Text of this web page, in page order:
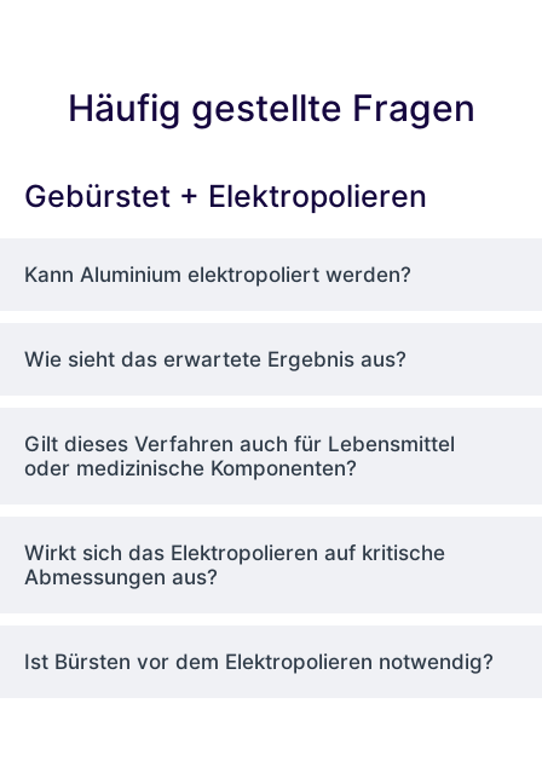
Häufig gestellte Fragen
Gebürstet + Elektropolieren
Kann Aluminium elektropoliert werden?
Wie sieht das erwartete Ergebnis aus?
Gilt dieses Verfahren auch für Lebensmittel
oder medizinische Komponenten?
Wirkt sich das Elektropolieren auf kritische
Abmessungen aus?
Ist Bürsten vor dem Elektropolieren notwendig?